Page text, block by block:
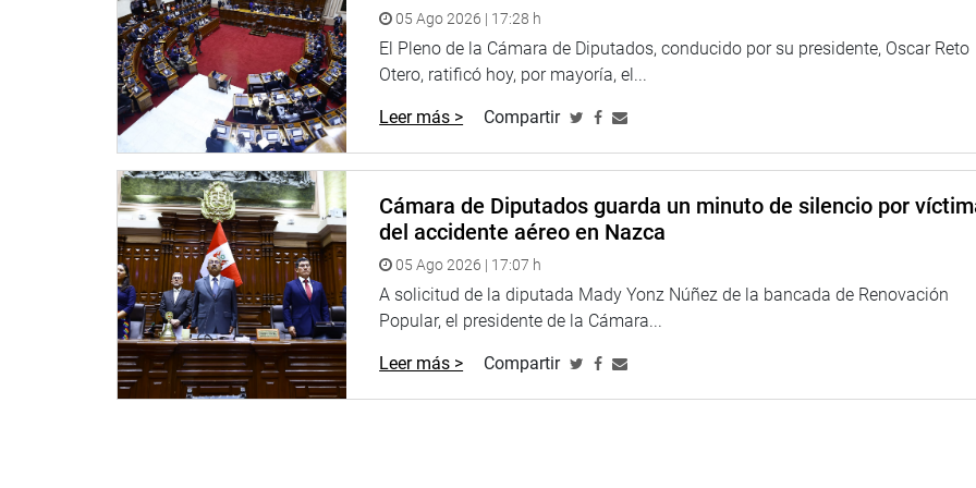
Lima, 17 de marzo de 2021
PRENSA-CONGRESO
05 Ago 2026 | 17:28 h
El Pleno de la Cámara de Diputados, conducido por su presidente, Oscar Reto
Otero, ratificó hoy, por mayoría, el...
Leer más > Compartir
Cámara de Diputados guarda un minuto de silencio por
del accidente aéreo en Nazca
05 Ago 2026 | 17:07 h
A solicitud de la diputada Mady Yonz Núñez de la bancada de Renovación
Popular, el presidente de la Cámara...
Leer más > Compartir